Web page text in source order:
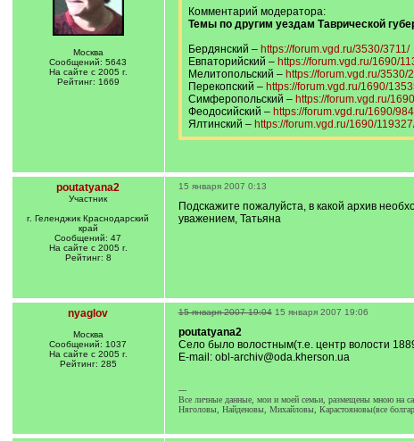
Москва
Сообщений: 5643
На сайте с 2005 г.
Рейтинг: 1669
Комментарий модератора:
Темы по другим уездам Таврической
Бердянский – https://forum.vgd.ru/3530/3711/
Евпаторийский – https://forum.vgd.ru/1690/
Мелитопольский – https://forum.vgd.ru/3530/
Перекопский – https://forum.vgd.ru/1690/
Симферопольский – https://forum.vgd.ru/
Феодосийский – https://forum.vgd.ru/1690/
Ялтинский – https://forum.vgd.ru/1690/
poutatyana2
Участник
г. Геленджик Краснодарский
край
Сообщений: 47
На сайте с 2005 г.
Рейтинг: 8
15 января 2007 0:13
Подскажите пожалуйста, в какой архив
уважением, Татьяна
nyaglov
Москва
Сообщений: 1037
На сайте с 2005 г.
Рейтинг: 285
15 января 2007 19:04 15 января 2007 19:06
poutatyana2
Село было волостным(т.е. центр волости
E-mail: obl-archiv@oda.kherson.ua
---
Все личные данные, мои и моей семьи, размещены мною на
Няголовы, Найденовы, Михайловы, Карастояновы(все